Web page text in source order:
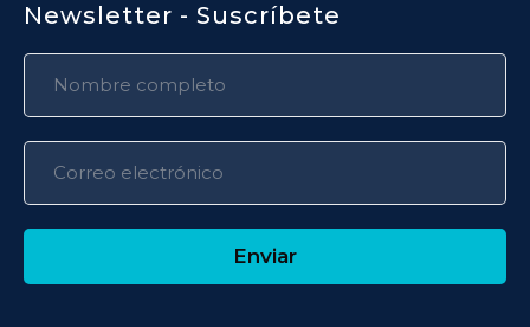
Newsletter - Suscríbete
Enviar